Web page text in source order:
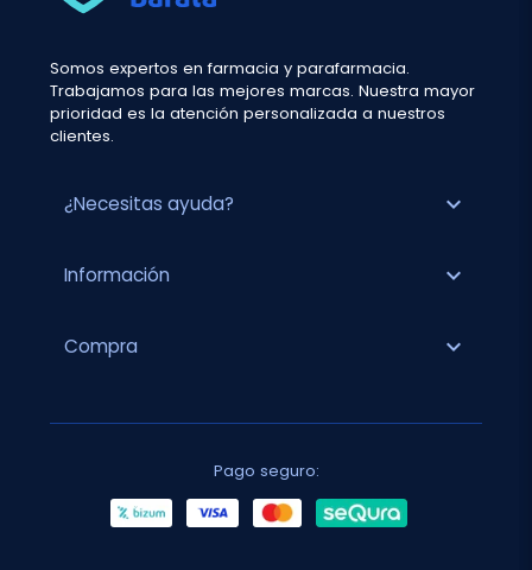
Somos expertos en farmacia y parafarmacia.
Trabajamos para las mejores marcas. Nuestra mayor
prioridad es la atención personalizada a nuestros
clientes.
¿Necesitas ayuda? expand_more
Información expand_more
Compra expand_more
Pago seguro: